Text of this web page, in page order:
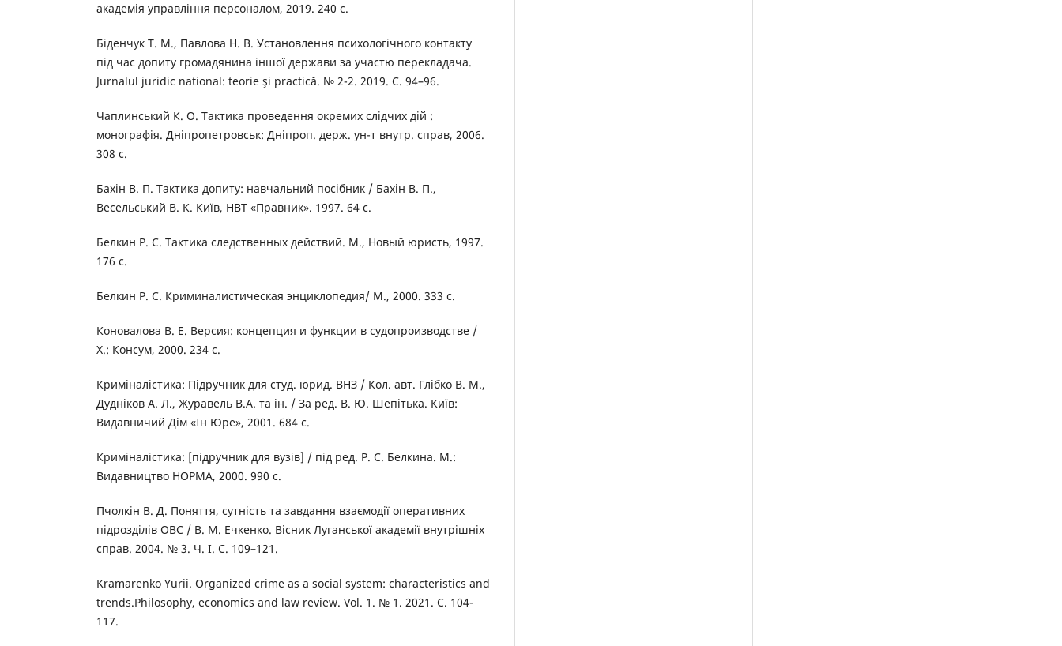
академія управління персоналом, 2019. 240 с.
Біденчук Т. М., Павлова Н. В. Установлення психологічного контакту
під час допиту громадянина іншої держави за участю перекладача.
Jurnalul juridic national: teorie şi practică. № 2-2. 2019. С. 94–96.
Чаплинський К. О. Тактика проведення окремих слідчих дій :
монографія. Дніпропетровськ: Дніпроп. держ. ун-т внутр. справ, 2006.
308 с.
Бахін В. П. Тактика допиту: навчальний посібник / Бахін В. П.,
Весельський В. К. Київ, НВТ «Правник». 1997. 64 с.
Белкин Р. С. Тактика следственных действий. М., Новый юристь, 1997.
176 с.
Белкин Р. С. Криминалистическая энциклопедия/ М., 2000. 333 с.
Коновалова В. Е. Версия: концепция и функции в судопроизводстве /
Х.: Консум, 2000. 234 с.
Криміналістика: Підручник для студ. юрид. ВНЗ / Кол. авт. Глібко В. М.,
Дудніков А. Л., Журавель В.А. та ін. / За ред. В. Ю. Шепітька. Київ:
Видавничий Дім «Ін Юре», 2001. 684 с.
Криміналістика: [підручник для вузів] / під ред. Р. С. Белкина. М.:
Видавництво НОРМА, 2000. 990 с.
Пчолкін В. Д. Поняття, сутність та завдання взаємодії оперативних
підрозділів ОВС / В. М. Ечкенко. Вісник Луганської академії внутрішніх
справ. 2004. № 3. Ч. І. С. 109–121.
Kramarenkо Yurii. Оrganized crime as a social system: characteristics and
trends.Philosophy, economics and law review. Vol. 1. № 1. 2021. С. 104-
117.